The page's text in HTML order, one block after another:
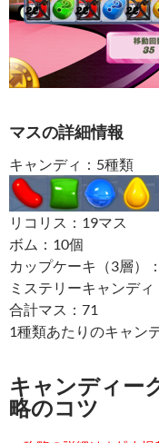
マスの詳細情報
キャンディ：5種類
リコリス：19マス
ボム：10個
カップケーキ（3層）
ミステリーキャンディ
合計マス：71
1種類あたりのキャン
キャンディー
略のコツ